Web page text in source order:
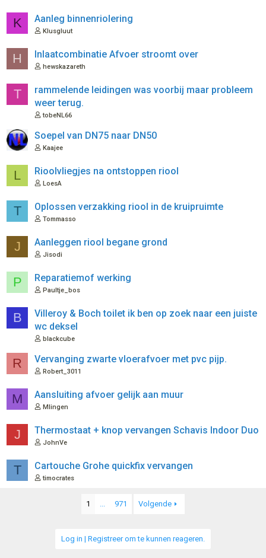
K Aanleg binnenriolering
Klusgluut
H Inlaatcombinatie Afvoer stroomt over
hewskazareth
T
rammelende leidingen was voorbij maar probleem
weer terug.
tobeNL66
Soepel van DN75 naar DN50
Kaajee
L Rioolvliegjes na ontstoppen riool
LoesA
T Oplossen verzakking riool in de kruipruimte
Tommasso
J Aanleggen riool begane grond
Jisodi
P Reparatiemof werking
Paultje_bos
B
Villeroy & Boch toilet ik ben op zoek naar een juiste
wc deksel
blackcube
R Vervanging zwarte vloerafvoer met pvc pijp.
Robert_3011
M Aansluiting afvoer gelijk aan muur
Mlingen
J Thermostaat + knop vervangen Schavis Indoor Duo
JohnVe
T Cartouche Grohe quickfix vervangen
timocrates
1 ... 971 Volgende
Log in | Registreer om te kunnen reageren.